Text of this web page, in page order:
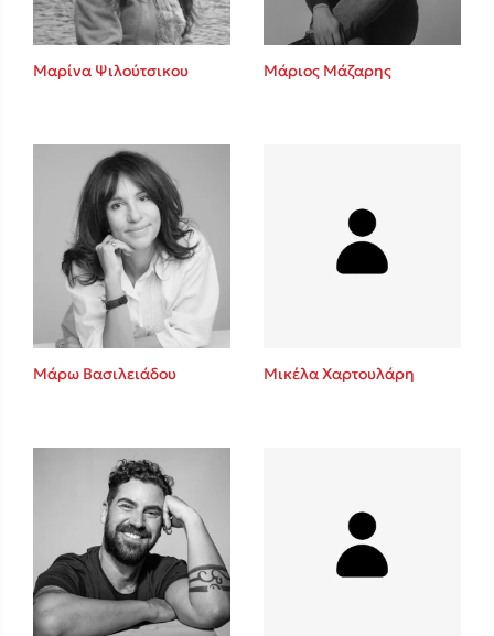
Πάνω, κάτω, μπροστά, πίσω
Mel Robbins
Η μέθοδος Αφήστε τους
Δημοφιλείς Συγγραφείς
Φυστίκι ΠουΚυλάει
Παύλος Καστανάς
Μαρίνα Ψιλούτσικου Μάριος Μάζαρης
Μάρω Βασιλειάδου Μικέλα Χαρτουλάρη